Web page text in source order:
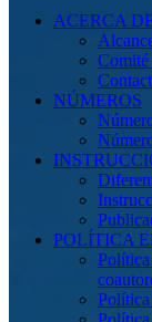
ACERCA
NÚMEROS
POLÍTICA